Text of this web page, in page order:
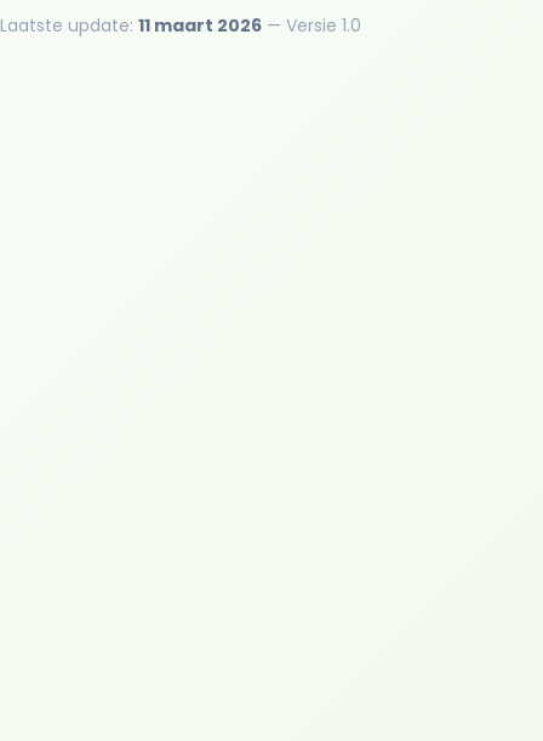
Laatste update: 11 maart 2026 — Versie 1.0